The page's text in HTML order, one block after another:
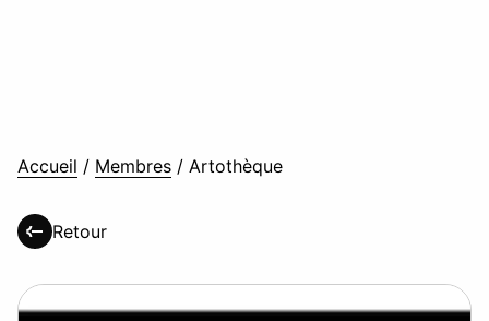
Accueil / Membres / Artothèque
Retour